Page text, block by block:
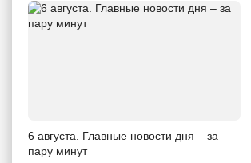
6 августа. Главные новости дня – за
пару минут